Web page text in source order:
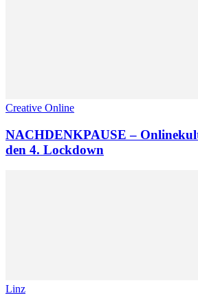
Creative Online
NACHDENKPAUSE –
den 4. Lockdown
Linz